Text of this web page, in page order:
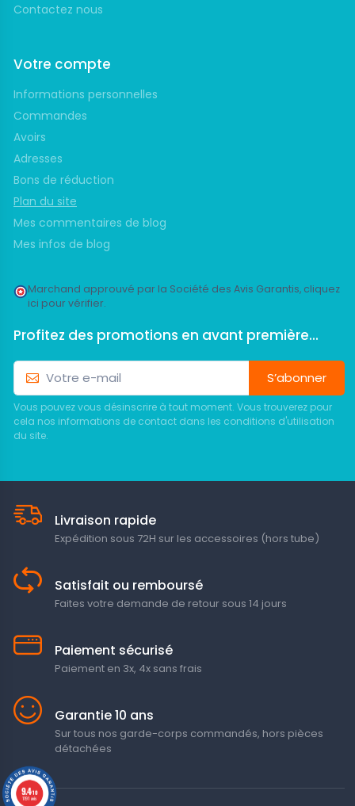
Contactez nous
Votre compte
Informations personnelles
Commandes
Avoirs
Adresses
Bons de réduction
Plan du site
Mes commentaires de blog
Mes infos de blog
Marchand approuvé par la Société des Avis Garantis, cliquez
ici pour vérifier.
Profitez des promotions en avant première...
S’abonner
Vous pouvez vous désinscrire à tout moment. Vous trouverez pour
cela nos informations de contact dans les conditions d'utilisation
du site.
Livraison rapide
Expédition sous 72H sur les accessoires (hors tube)
Satisfait ou remboursé
Faites votre demande de retour sous 14 jours
Paiement sécurisé
Paiement en 3x, 4x sans frais
Garantie 10 ans
Sur tous nos garde-corps commandés, hors pièces
détachées
9.4/10
1191 avis